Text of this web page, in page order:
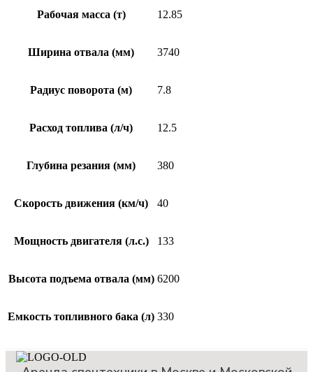
Рабочая масса (т) 12.85
Ширина отвала (мм) 3740
Радиус поворота (м) 7.8
Расход топлива (л/ч) 12.5
Глубина резания (мм) 380
Скорость движения (км/ч) 40
Мощность двигателя (л.с.) 133
Высота подъема отвала (мм) 6200
Емкость топливного бака (л) 330